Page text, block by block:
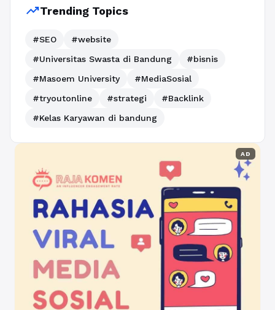
trending_upTrending Topics
#SEO
#website
#Universitas Swasta di Bandung
#bisnis
#Masoem University
#MediaSosial
#tryoutonline
#strategi
#Backlink
#Kelas Karyawan di bandung
AD